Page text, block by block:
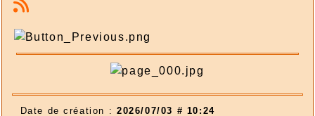
Date de création : 2026/07/03 # 10:24